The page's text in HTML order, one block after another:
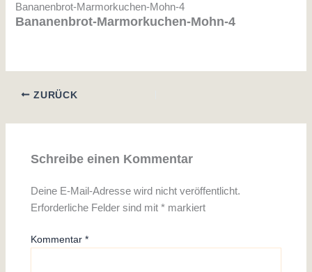
Bananenbrot-Marmorkuchen-Mohn-4
Bananenbrot-Marmorkuchen-Mohn-4
ZURÜCK
Schreibe einen Kommentar
Deine E-Mail-Adresse wird nicht veröffentlicht.
Erforderliche Felder sind mit* markiert
Kommentar*